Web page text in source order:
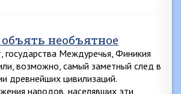
необъятное
государства Междуречья, Финикия
возможно, самый заметный след в
древнейших цивилизаций.
народов, населявших эти